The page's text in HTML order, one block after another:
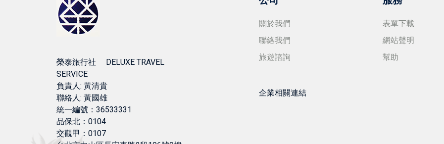
榮泰旅行社 DELUXE TRAVEL
SERVICE
負責人: 黃清貴
聯絡人: 黃國雄
統一編號：36533331
品保北：0104
交觀甲：0107
關於我們
聯絡我們
旅遊諮詢
企業相關連結
表單下載
網站聲明
幫助